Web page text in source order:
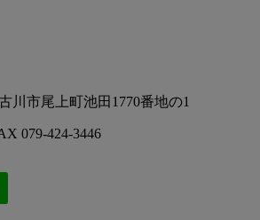
川市尾上町池田1770番地の1
079-424-3446